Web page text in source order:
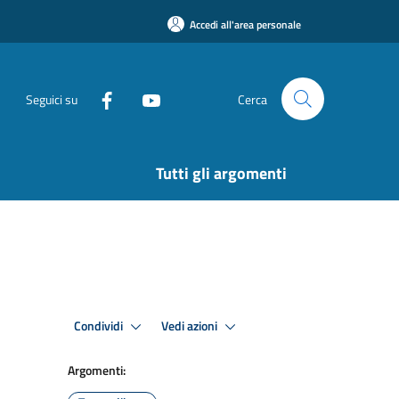
Accedi all'area personale
Seguici su Cerca
Tutti gli argomenti
Condividi Vedi azioni
Argomenti: